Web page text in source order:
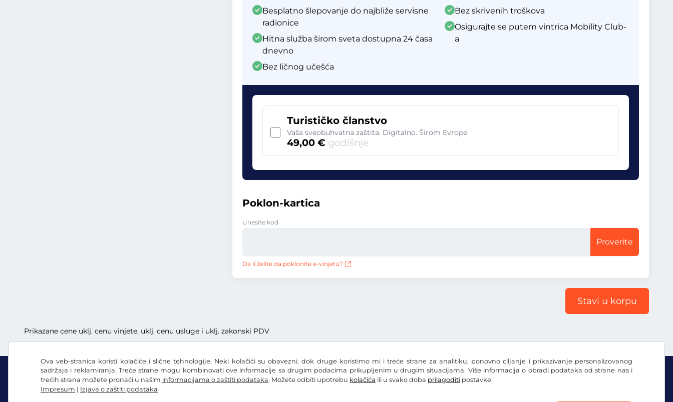
Ova veb-stranica koristi kolačiće i slične tehnologije. Neki kolačići su obavezni, dok druge koristimo mi i treće strane za analitiku, ponovno ciljanje i prikazivanje personalizovanog
sadržaja i reklamiranja. Treće strane mogu kombinovati ove informacije sa drugim podacima prikupljenim u drugim situacijama. Više informacija o obradi podataka od strane nas i
trećih strana možete pronaći u našim informacijama o zaštiti podataka. Možete odbiti upotrebu kolačića ili u svako doba prilagoditi postavke.
Impresum | Izjava o zaštiti podataka
Besplatno šlepovanje do najbliže servisne
radionice
Hitna služba širom sveta dostupna 24 časa
dnevno
Bez ličnog učešća
Bez skrivenih troškova
Osigurajte se putem vintrica Mobility Club-
a
Turističko članstvo
Vaša sveobuhvatna zaštita. Digitalno. Širom Evrope
49,00 € godišnje
Poklon-kartica
Unesite kod
Proverite
Da li želite da poklonite e-vinjetu?
Stavi u korpu
Prikazane cene uklj. cenu vinjete, uklj. cenu usluge i uklj. zakonski PDV